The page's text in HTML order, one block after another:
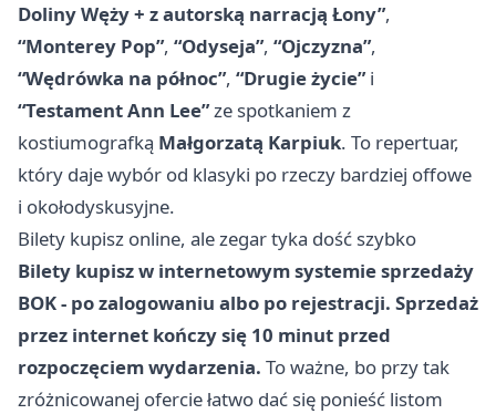
Doliny Węży + z autorską narracją Łony”,
“Monterey Pop”, “Odyseja”, “Ojczyzna”,
“Wędrówka na północ”, “Drugie życie”i
“Testament Ann Lee”ze spotkaniem z
kostiumografką Małgorzatą Karpiuk. To repertuar,
który daje wybór od klasyki po rzeczy bardziej offowe
i okołodyskusyjne.
Bilety kupisz online, ale zegar tyka dość szybko
Bilety kupisz w internetowym systemie sprzedaży
BOK - po zalogowaniu albo po rejestracji. Sprzedaż
przez internet kończy się 10 minut przed
rozpoczęciem wydarzenia. To ważne, bo przy tak
zróżnicowanej ofercie łatwo dać się ponieść listom